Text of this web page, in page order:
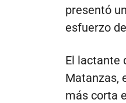
presentó
esfuerzo
El lactante
Matanzas,
más corta